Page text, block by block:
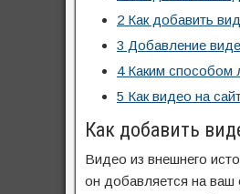
2 Как добавить
3 Добавление
4Каким способом
5 Как видео на
Как добавить
Видео из внешнего
он добавляется на ваш